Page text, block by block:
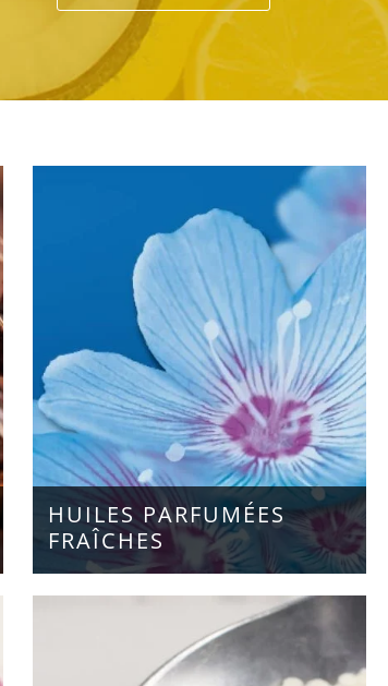
HUILES PARFUMÉES
FRAÎCHES